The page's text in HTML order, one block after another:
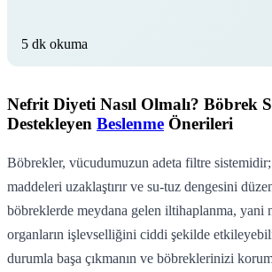
5 dk okuma
Nefrit Diyeti Nasıl Olmalı? Böbrek
Destekleyen Beslenme Önerileri
Böbrekler, vücudumuzun adeta filtre sistemidir;
maddeleri uzaklaştırır ve su-tuz dengesini
böbreklerde meydana gelen iltihaplanma, yani
organların işlevselliğini ciddi şekilde
durumla başa çıkmanın ve böbreklerinizi